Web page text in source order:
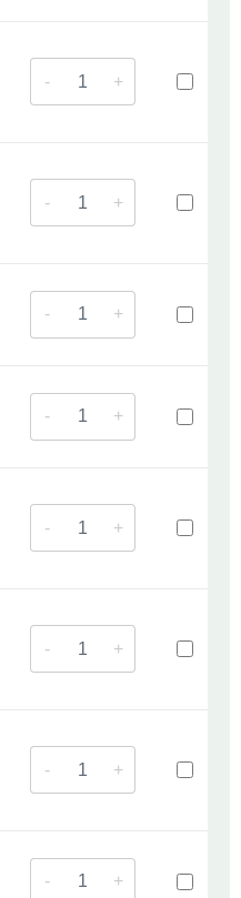
- +
- +
- +
- +
- +
- +
- +
- +